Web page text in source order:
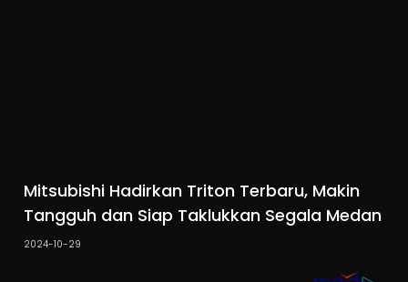
Mitsubishi Hadirkan Triton Terbaru, Makin
Tangguh dan Siap Taklukkan Segala Medan
2024-10-29